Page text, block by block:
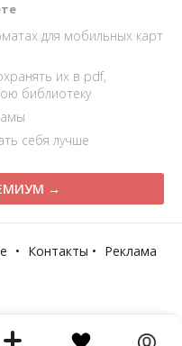
для мобильных карт
их в pdf,
библиотеку
себя лучше
→
• Контакты • Реклама